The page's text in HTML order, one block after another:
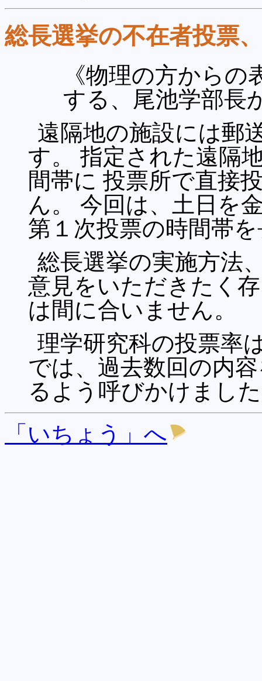
総長選挙の不在者投票
《物理の方から
する、尾池学部長
遠隔地の施設には郵
す。 指定された遠隔
間帯に 投票所で直接
ん。 今回は、土日を
第１次投票の時間帯
総長選挙の実施方法
意見をいただきたく
は間に合いません。
理学研究科の投票率
では、過去数回の内
るよう呼びかけまし
「いちょう」へ